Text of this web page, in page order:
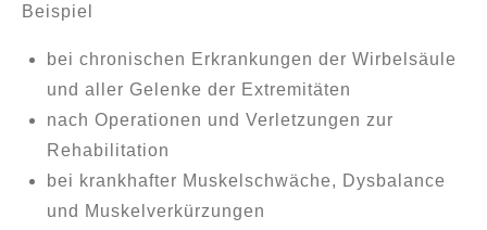
Beispiel
bei chronischen Erkrankungen der Wirbelsäule
und aller Gelenke der Extremitäten
nach Operationen und Verletzungen zur
Rehabilitation
bei krankhafter Muskelschwäche, Dysbalance
und Muskelverkürzungen